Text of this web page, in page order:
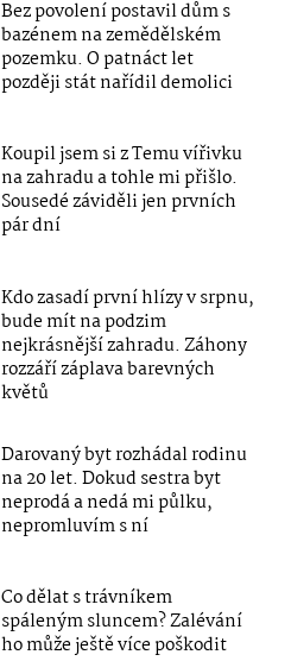
Bez povolení postavil dům s
bazénem na zemědělském
pozemku. O patnáct let
později stát nařídil demolici
Koupil jsem si z Temu vířivku
na zahradu a tohle mi přišlo.
Sousedé záviděli jen prvních
pár dní
Kdo zasadí první hlízy v srpnu,
bude mít na podzim
nejkrásnější zahradu. Záhony
rozzáří záplava barevných
květů
Darovaný byt rozhádal rodinu
na 20 let. Dokud sestra byt
neprodá a nedá mi půlku,
nepromluvím s ní
Co dělat s trávníkem
spáleným sluncem? Zalévání
ho může ještě více poškodit